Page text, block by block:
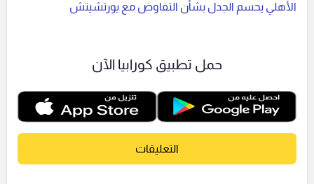
الأهلي يحسم الجدل بشأن التفاوض مع يورتشيتش
حمل تطبيق كورابيا الآن
التعليقات